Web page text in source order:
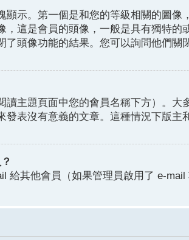
示。第一個是和您的等級相關的圖
這是會員的頭像，一般是具有獨特
頭像功能的結果。您可以詢問他們關
主題頁面中您的會員名稱下方）。
表沒有意義的文章。這種情況下版主
給其他會員（如果管理員啟用了 e-